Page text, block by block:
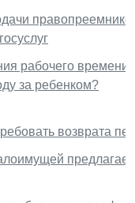
рабочего времени
за ребенком?
возврата